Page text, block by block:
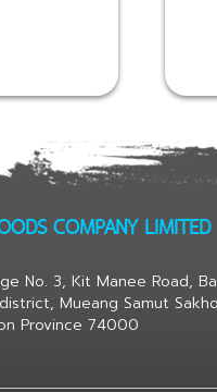
COMPANY LIMITED
No. 3, Kit Manee Road,
Mueang Samut
Province 74000